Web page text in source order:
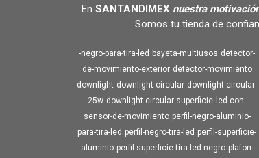
EnSANTANDIMEX nuestra
Somos tu tienda de
-negro-para-tira-led bayeta-multiusos detector-
de-movimiento-exterior detector-movimiento
downlight downlight-circular downlight-circular-
25w downlight-circular-superficie led-con-
sensor-de-movimiento perfil-negro-aluminio-
para-tira-led perfil-negro-tira-led perfil-superficie-
aluminio perfil-superficie-tira-led-negro plafon-